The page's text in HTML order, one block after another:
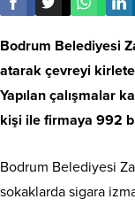
Bodrum Belediyesi
atarak çevreyi
Yapılan çalışmalar
kişi ile firmaya 992
Bodrum Belediyesi
sokaklarda sigara